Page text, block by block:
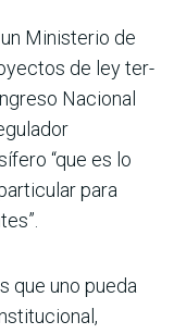
Ministerio de
de ley ter­
Nacional
“que es lo
para
que uno pueda